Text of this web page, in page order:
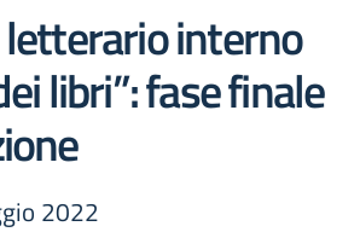
interno
libri”: fase finale
2022